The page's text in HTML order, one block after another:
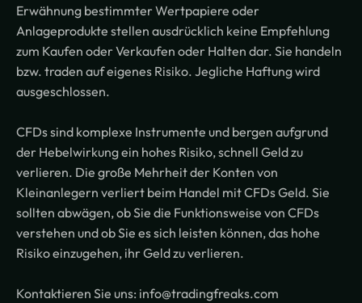
Erwähnung bestimmter Wertpapiere oder
Anlageprodukte stellen ausdrücklich keine Empfehlung
zum Kaufen oder Verkaufen oder Halten dar. Sie handeln
bzw. traden auf eigenes Risiko. Jegliche Haftung wird
ausgeschlossen.
CFDs sind komplexe Instrumente und bergen aufgrund
der Hebelwirkung ein hohes Risiko, schnell Geld zu
verlieren. Die große Mehrheit der Konten von
Kleinanlegern verliert beim Handel mit CFDs Geld. Sie
sollten abwägen, ob Sie die Funktionsweise von CFDs
verstehen und ob Sie es sich leisten können, das hohe
Risiko einzugehen, ihr Geld zu verlieren.
Kontaktieren Sie uns: info@tradingfreaks.com